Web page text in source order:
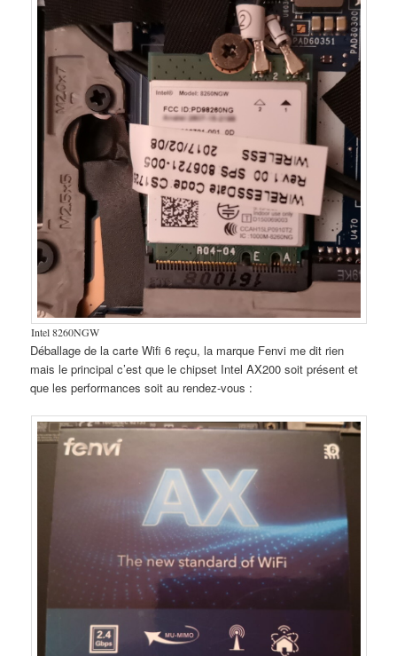
Intel 8260NGW
Déballage de la carte Wifi 6 reçu, la marque Fenvi me dit rien
mais le principal c’est que le chipset Intel AX200 soit présent et
que les performances soit au rendez-vous :